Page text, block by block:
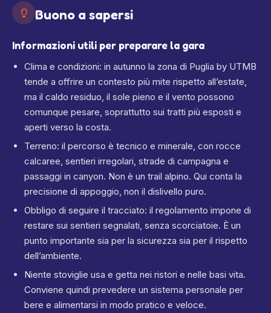
Buono a sapersi
Informazioni utili per preparare la gara
Clima e condizioni: in autunno la zona di Puglia by UTMB
tende a offrire un contesto più mite rispetto all’estate,
ma il caldo residuo, il sole pieno e il vento possono
comunque pesare, soprattutto sui tratti più esposti e
aperti verso la costa.
Terreno: il percorso è tecnico e minerale, con rocce
calcaree, sentieri irregolari, strade di campagna e
passaggi in canyon. Non è un trail alpino. Qui conta la
precisione di appoggio, non il dislivello puro.
Obbligo di seguire il tracciato: il regolamento impone di
restare sui sentieri segnalati, senza scorciatoie. È un
punto importante sia per la sicurezza sia per il rispetto
dell’ambiente.
Niente stoviglie usa e getta nei ristori e nelle basi vita.
Conviene quindi prevedere un sistema personale per
bere e alimentarsi in modo pratico e veloce.